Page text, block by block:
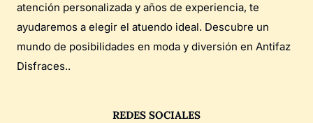
atención personalizada y años de experiencia, te
ayudaremos a elegir el atuendo ideal. Descubre un
mundo de posibilidades en moda y diversión en Antifaz
Disfraces..
REDES SOCIALES